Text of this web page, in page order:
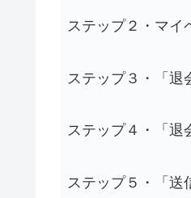
ステップ２・マイ
ステップ３・「退
ステップ４・「退
ステップ５・「送